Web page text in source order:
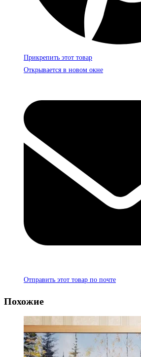
Прикрепить этот товар
Открывается в новом окне
Отправить этот товар по почте
Похожие